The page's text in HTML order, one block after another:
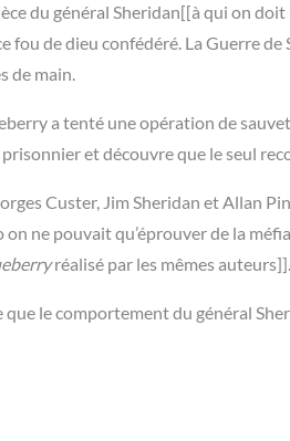
du général Sheridan[[à qui on
de dieu confédéré. La Guerre de
de main.
a tenté une opération de
et découvre que le seul
Custer, Jim Sheridan et Allan
ne pouvait qu’éprouver de la
réalisé par les mêmes auteurs]].
le comportement du général